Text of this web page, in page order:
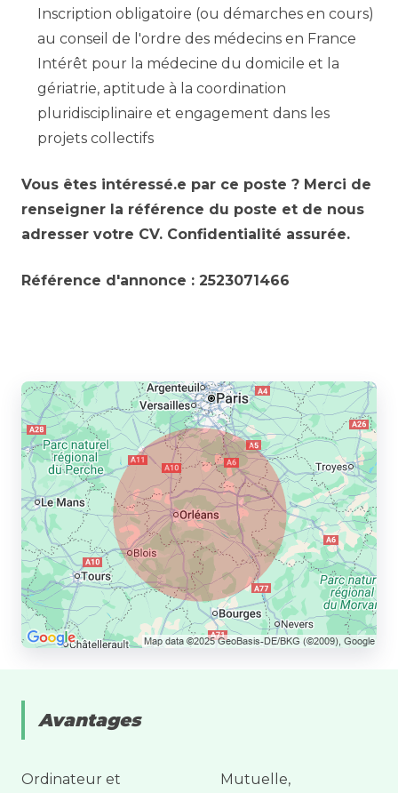
Inscription obligatoire (ou démarches en cours)
au conseil de l'ordre des médecins en France
Intérêt pour la médecine du domicile et la
gériatrie, aptitude à la coordination
pluridisciplinaire et engagement dans les
projets collectifs
Vous êtes intéressé.e par ce poste ? Merci de
renseigner la référence du poste et de nous
adresser votre CV. Confidentialité assurée.
Référence d'annonce : 2523071466
Avantages
Ordinateur et
Mutuelle,